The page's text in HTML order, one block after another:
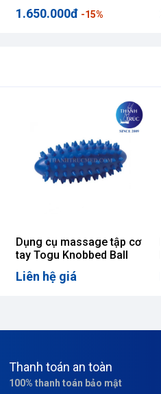
1.650.000đ -15%
Dụng cụ massage tập cơ
tay Togu Knobbed Ball
Liên hệ giá
Thanh toán an toàn
100% thanh toán bảo mật